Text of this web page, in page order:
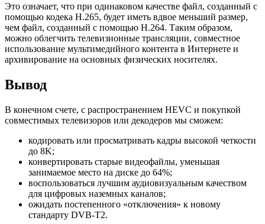
Это означает, что при одинаковом качестве файл, созданный с
помощью кодека H.265, будет иметь вдвое меньший размер,
чем файл, созданный с помощью H.264. Таким образом,
можно облегчить телевизионные трансляции, совместное
использование мультимедийного контента в Интернете и
архивирование на основных физических носителях.
Вывод
В конечном счете, с распространением HEVC и покупкой
совместимых телевизоров или декодеров мы сможем:
кодировать или просматривать кадры высокой четкости
до 8K;
конвертировать старые видеофайлы, уменьшая
занимаемое место на диске до 64%;
воспользоваться лучшим аудиовизуальным качеством
для цифровых наземных каналов;
ожидать постепенного «отключения» к новому
стандарту DVB-T2.